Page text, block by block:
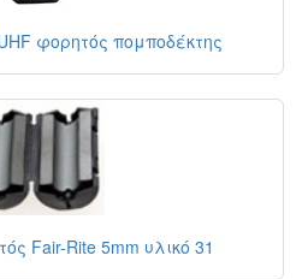
φορητός πομποδέκτης
Fair-Rite 5mm υλικό 31